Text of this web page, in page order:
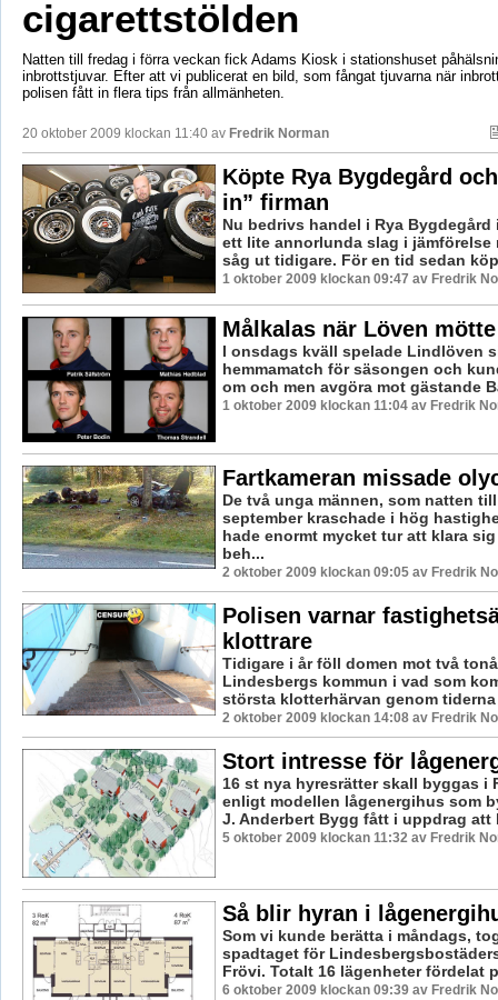
cigarettstölden
Natten till fredag i förra veckan fick Adams Kiosk i stationshuset
inbrottstjuvar. Efter att vi publicerat en bild, som fångat tjuvarna när
polisen fått in flera tips från allmänheten.
20 oktober 2009 klockan 11:40 av Fredrik Norman
Köpte Rya Bygdegård
in” firman
Nu bedrivs handel i Rya Bygdegård
ett lite annorlunda slag i jämförelse
såg ut tidigare. För en tid sedan
1 oktober 2009 klockan 09:47 av Fredrik
Målkalas när Löven
I onsdags kväll spelade Lindlöven
hemmamatch för säsongen och
om och men avgöra mot gästande
1 oktober 2009 klockan 11:04 av Fredrik
Fartkameran missade
De två unga männen, som natten
september kraschade i hög
hade enormt mycket tur att klara
beh...
2 oktober 2009 klockan 09:05 av Fredrik
Polisen varnar
klottrare
Tidigare i år föll domen mot två
Lindesbergs kommun i vad som
största klotterhärvan genom tiderna
2 oktober 2009 klockan 14:08 av Fredrik
Stort intresse för
16 st nya hyresrätter skall byggas i
enligt modellen lågenergihus som
J. Anderbert Bygg fått i uppdrag att
5 oktober 2009 klockan 11:32 av Fredrik
Så blir hyran i
Som vi kunde berätta i måndags,
spadtaget för
Frövi. Totalt 16 lägenheter fördelat
6 oktober 2009 klockan 09:39 av Fredrik